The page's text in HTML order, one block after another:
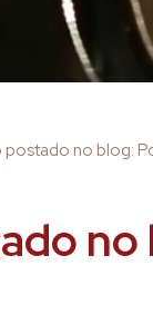
postado no blog: